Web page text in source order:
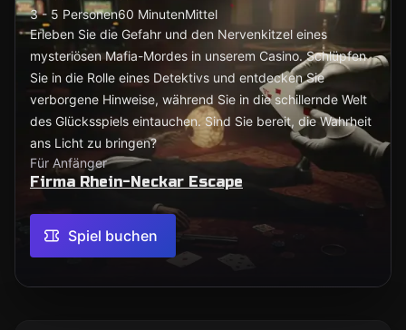
3 - 5 Personen60 MinutenMittel
Erleben Sie die Gefahr und den Nervenkitzel eines
mysteriösen Mafia-Mordes in unserem Casino. Schlüpfen
Sie in die Rolle eines Detektivs und entdecken Sie
verborgene Hinweise, während Sie in die schillernde Welt
des Glücksspiels eintauchen. Sind Sie bereit, die Wahrheit
ans Licht zu bringen?
Für Anfänger
Firma Rhein-Neckar Escape
Spiel buchen